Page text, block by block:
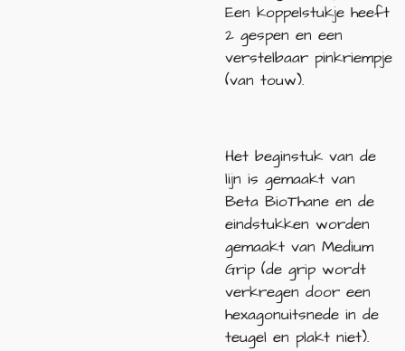
Een koppelstukje heeft
2 gespen en een
verstelbaar pinkriempje
(van touw).
Het beginstuk van de
lijn is gemaakt van
Beta BioThane en de
eindstukken worden
gemaakt van Medium
Grip (de grip wordt
verkregen door een
hexagonuitsnede in de
teugel en plakt niet).